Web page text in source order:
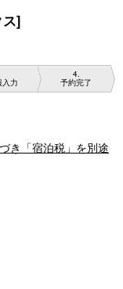
]
入力
4
予約完了
き「宿泊税」を別途